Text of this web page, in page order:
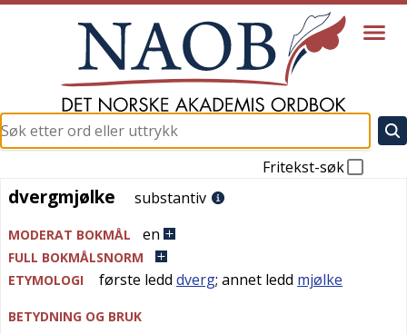
Fritekst-søk
dvergmjølke
dvergmjølke substantiv
MODERAT BOKMÅL en
FULL BOKMÅLSNORM
ETYMOLOGI
første ledd dverg; annet ledd mjølke
BETYDNING OG BRUK